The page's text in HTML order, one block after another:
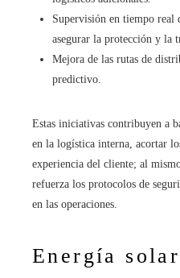
Supervisión en tiempo real
asegurar la protección y la
Mejora de las rutas de
predictivo.
Estas iniciativas contribuyen a
en la logística interna, acortar
experiencia del cliente; al
refuerza los protocolos de
en las operaciones.
Energía